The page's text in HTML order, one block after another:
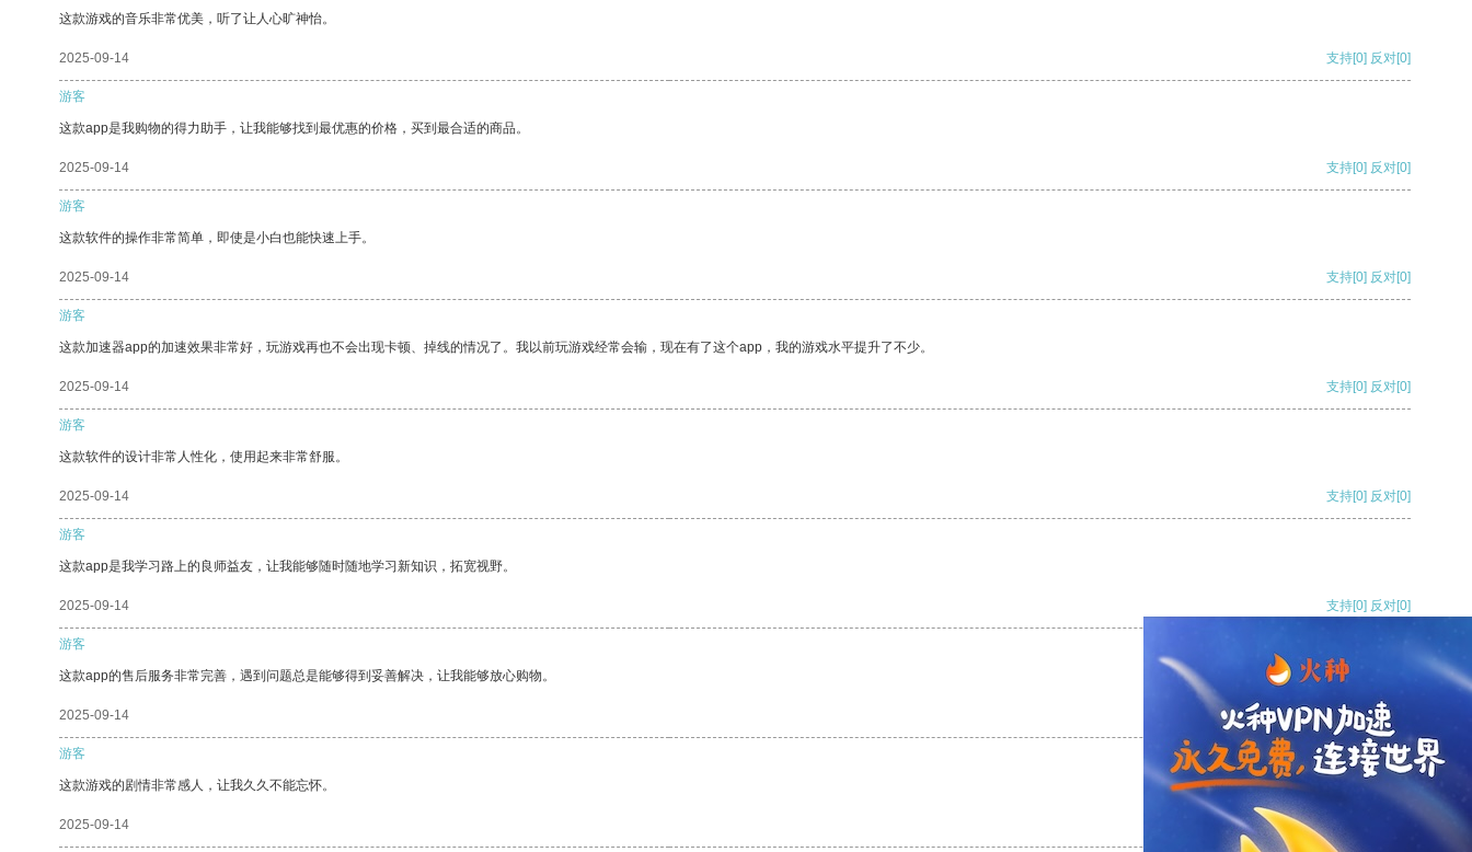
这款游戏的音乐非常优美，听了让人心旷神怡。
2025-09-14 支持[0] 反对[0]
游客
这款app是我购物的得力助手，让我能够找到最优惠的价格，买到最合适的商品。
2025-09-14 支持[0] 反对[0]
游客
这款软件的操作非常简单，即使是小白也能快速上手。
2025-09-14 支持[0] 反对[0]
游客
这款加速器app的加速效果非常好，玩游戏再也不会出现卡顿、掉线的情况了。我以前玩游戏经常会输，现在有了这个app，我的游戏水平提升了不少。
2025-09-14 支持[0] 反对[0]
游客
这款软件的设计非常人性化，使用起来非常舒服。
2025-09-14 支持[0] 反对[0]
游客
这款app是我学习路上的良师益友，让我能够随时随地学习新知识，拓宽视野。
2025-09-14 支持[0] 反对[0]
游客
这款app的售后服务非常完善，遇到问题总是能够得到妥善解决，让我能够放心购物。
2025-09-14 支持[0] 反对
游客
这款游戏的剧情非常感人，让我久久不能忘怀。
2025-09-14 支持